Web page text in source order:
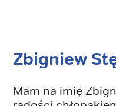
Zbigniew
Mam na imię